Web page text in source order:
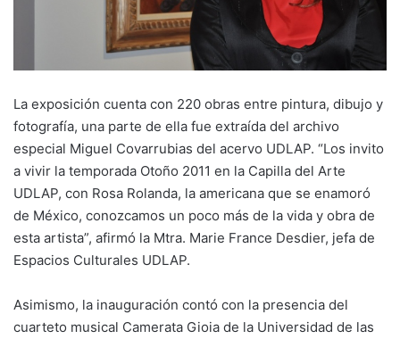
La exposición cuenta con 220 obras entre pintura, dibujo y
fotografía, una parte de ella fue extraída del archivo
especial Miguel Covarrubias del acervo UDLAP. “Los invito
a vivir la temporada Otoño 2011 en la Capilla del Arte
UDLAP, con Rosa Rolanda, la americana que se enamoró
de México, conozcamos un poco más de la vida y obra de
esta artista”, afirmó la Mtra. Marie France Desdier, jefa de
Espacios Culturales UDLAP.
Asimismo, la inauguración contó con la presencia del
cuarteto musical Camerata Gioia de la Universidad de las